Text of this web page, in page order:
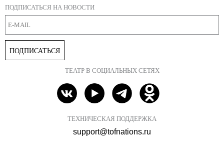
ПОДПИСАТЬСЯ НА НОВОСТИ
ПОДПИСАТЬСЯ
ТЕАТР В СОЦИАЛЬНЫХ СЕТЯХ
ТЕХНИЧЕСКАЯ ПОДДЕРЖКА
support@tofnations.ru